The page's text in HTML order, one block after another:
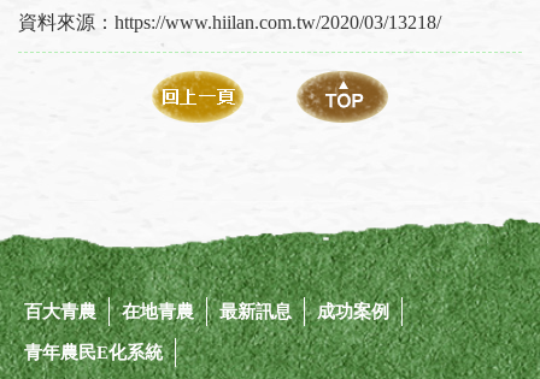
資料來源：https://www.hiilan.com.tw/2020/03/13218/
百大青農 在地青農 最新訊息 成功案例
青年農民E化系統